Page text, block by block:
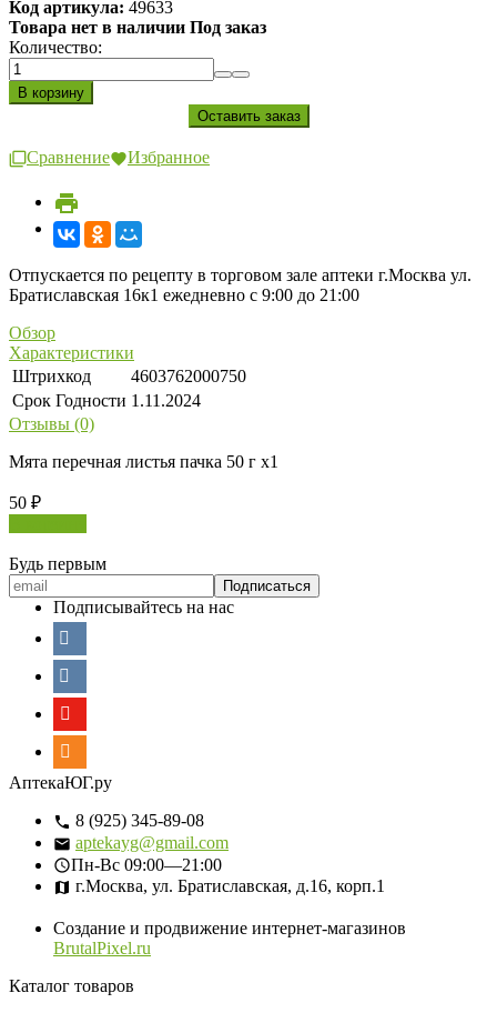
Код артикула: 49633
Товара нет в наличии Под заказ
Количество:
Сравнение Избранное
Отпускается по рецепту в торговом зале аптеки г.Москва ул.
Братиславская 16к1 ежедневно с 9:00 до 21:00
Обзор
Характеристики
Штрихкод
4603762000750
Срок Годности 1.11.2024
Отзывы (0)
Мята перечная листья пачка 50 г х1
50 ₽
Будь первым
Подписывайтесь на нас
АптекаЮГ.ру
8 (925) 345-89-08
aptekayg@gmail.com
Пн-Вс 09:00—21:00
г.Москва, ул. Братиславская, д.16, корп.1
Создание и продвижение интернет-магазинов
BrutalPixel.ru
Каталог товаров